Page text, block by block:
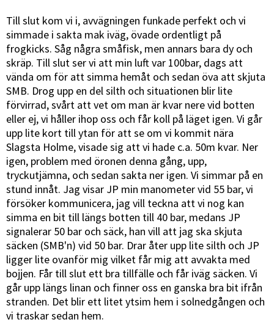
Till slut kom vi i, avvägningen funkade perfekt och vi
simmade i sakta mak iväg, övade ordentligt på
frogkicks. Såg några småfisk, men annars bara dy och
skräp. Till slut ser vi att min luft var 100bar, dags att
vända om för att simma hemåt och sedan öva att skjuta
SMB. Drog upp en del silth och situationen blir lite
förvirrad, svårt att vet om man är kvar nere vid botten
eller ej, vi håller ihop oss och får koll på läget igen. Vi går
upp lite kort till ytan för att se om vi kommit nära
Slagsta Holme, visade sig att vi hade c.a. 50m kvar. Ner
igen, problem med öronen denna gång, upp,
tryckutjämna, och sedan sakta ner igen. Vi simmar på en
stund innåt. Jag visar JP min manometer vid 55 bar, vi
försöker kommunicera, jag vill teckna att vi nog kan
simma en bit till längs botten till 40 bar, medans JP
signalerar 50 bar och säck, han vill att jag ska skjuta
säcken (SMB'n) vid 50 bar. Drar åter upp lite silth och JP
ligger lite ovanför mig vilket får mig att avvakta med
bojjen. Får till slut ett bra tillfälle och får iväg säcken. Vi
går upp längs linan och finner oss en ganska bra bit ifrån
stranden. Det blir ett litet ytsim hem i solnedgången och
vi traskar sedan hem.